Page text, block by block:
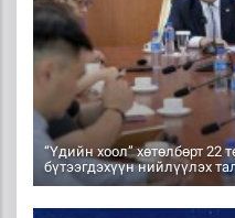
“Үдийн хоол” хөтөлбөрт 22
бүтээгдэхүүн нийлүүлэх